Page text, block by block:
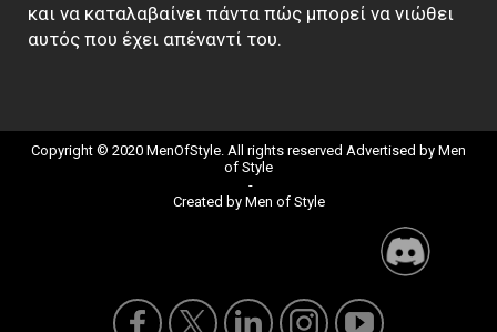
και να καταλαβαίνει πάντα πώς μπορεί να νιώθει
αυτός που έχει απέναντί του.
Copyright © 2020 MenOfStyle. All rights reserved Advertised by Men
of Style
-
Created by Men of Style